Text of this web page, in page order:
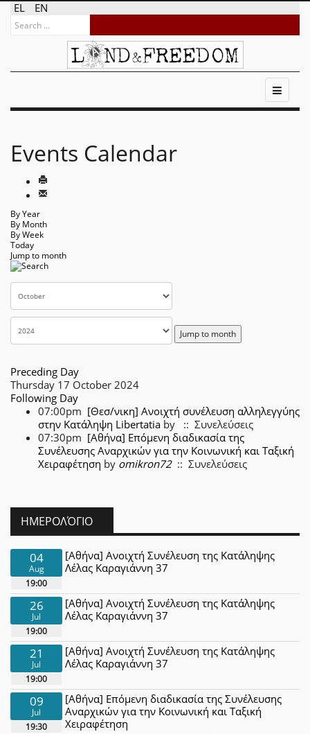
EL EN
Events Calendar
By Year
By Month
By Week
Today
Jump to month
Jump to month
Preceding Day
Thursday 17 October 2024
Following Day
07:00pm [Θεσ/νικη] Ανοιχτή συνέλευση αλληλεγγύης
στην Κατάληψη Libertatia by
:: Συνελεύσεις
07:30pm [Αθήνα] Επόμενη διαδικασία της
Συνέλευσης Αναρχικών για την Κοινωνική και Ταξική
Χειραφέτηση by omikron72:: Συνελεύσεις
ΗΜΕΡΟΛΌΓΙΟ
04
Aug
19:00
[Αθήνα] Ανοιχτή Συνέλευση της Κατάληψης
Λέλας Καραγιάννη 37
26
Jul
19:00
[Αθήνα] Ανοιχτή Συνέλευση της Κατάληψης
Λέλας Καραγιάννη 37
21
Jul
19:00
[Αθήνα] Ανοιχτή Συνέλευση της Κατάληψης
Λέλας Καραγιάννη 37
09
Jul
19:30
[Αθήνα] Επόμενη διαδικασία της Συνέλευσης
Αναρχικών για την Κοινωνική και Ταξική
Χειραφέτηση